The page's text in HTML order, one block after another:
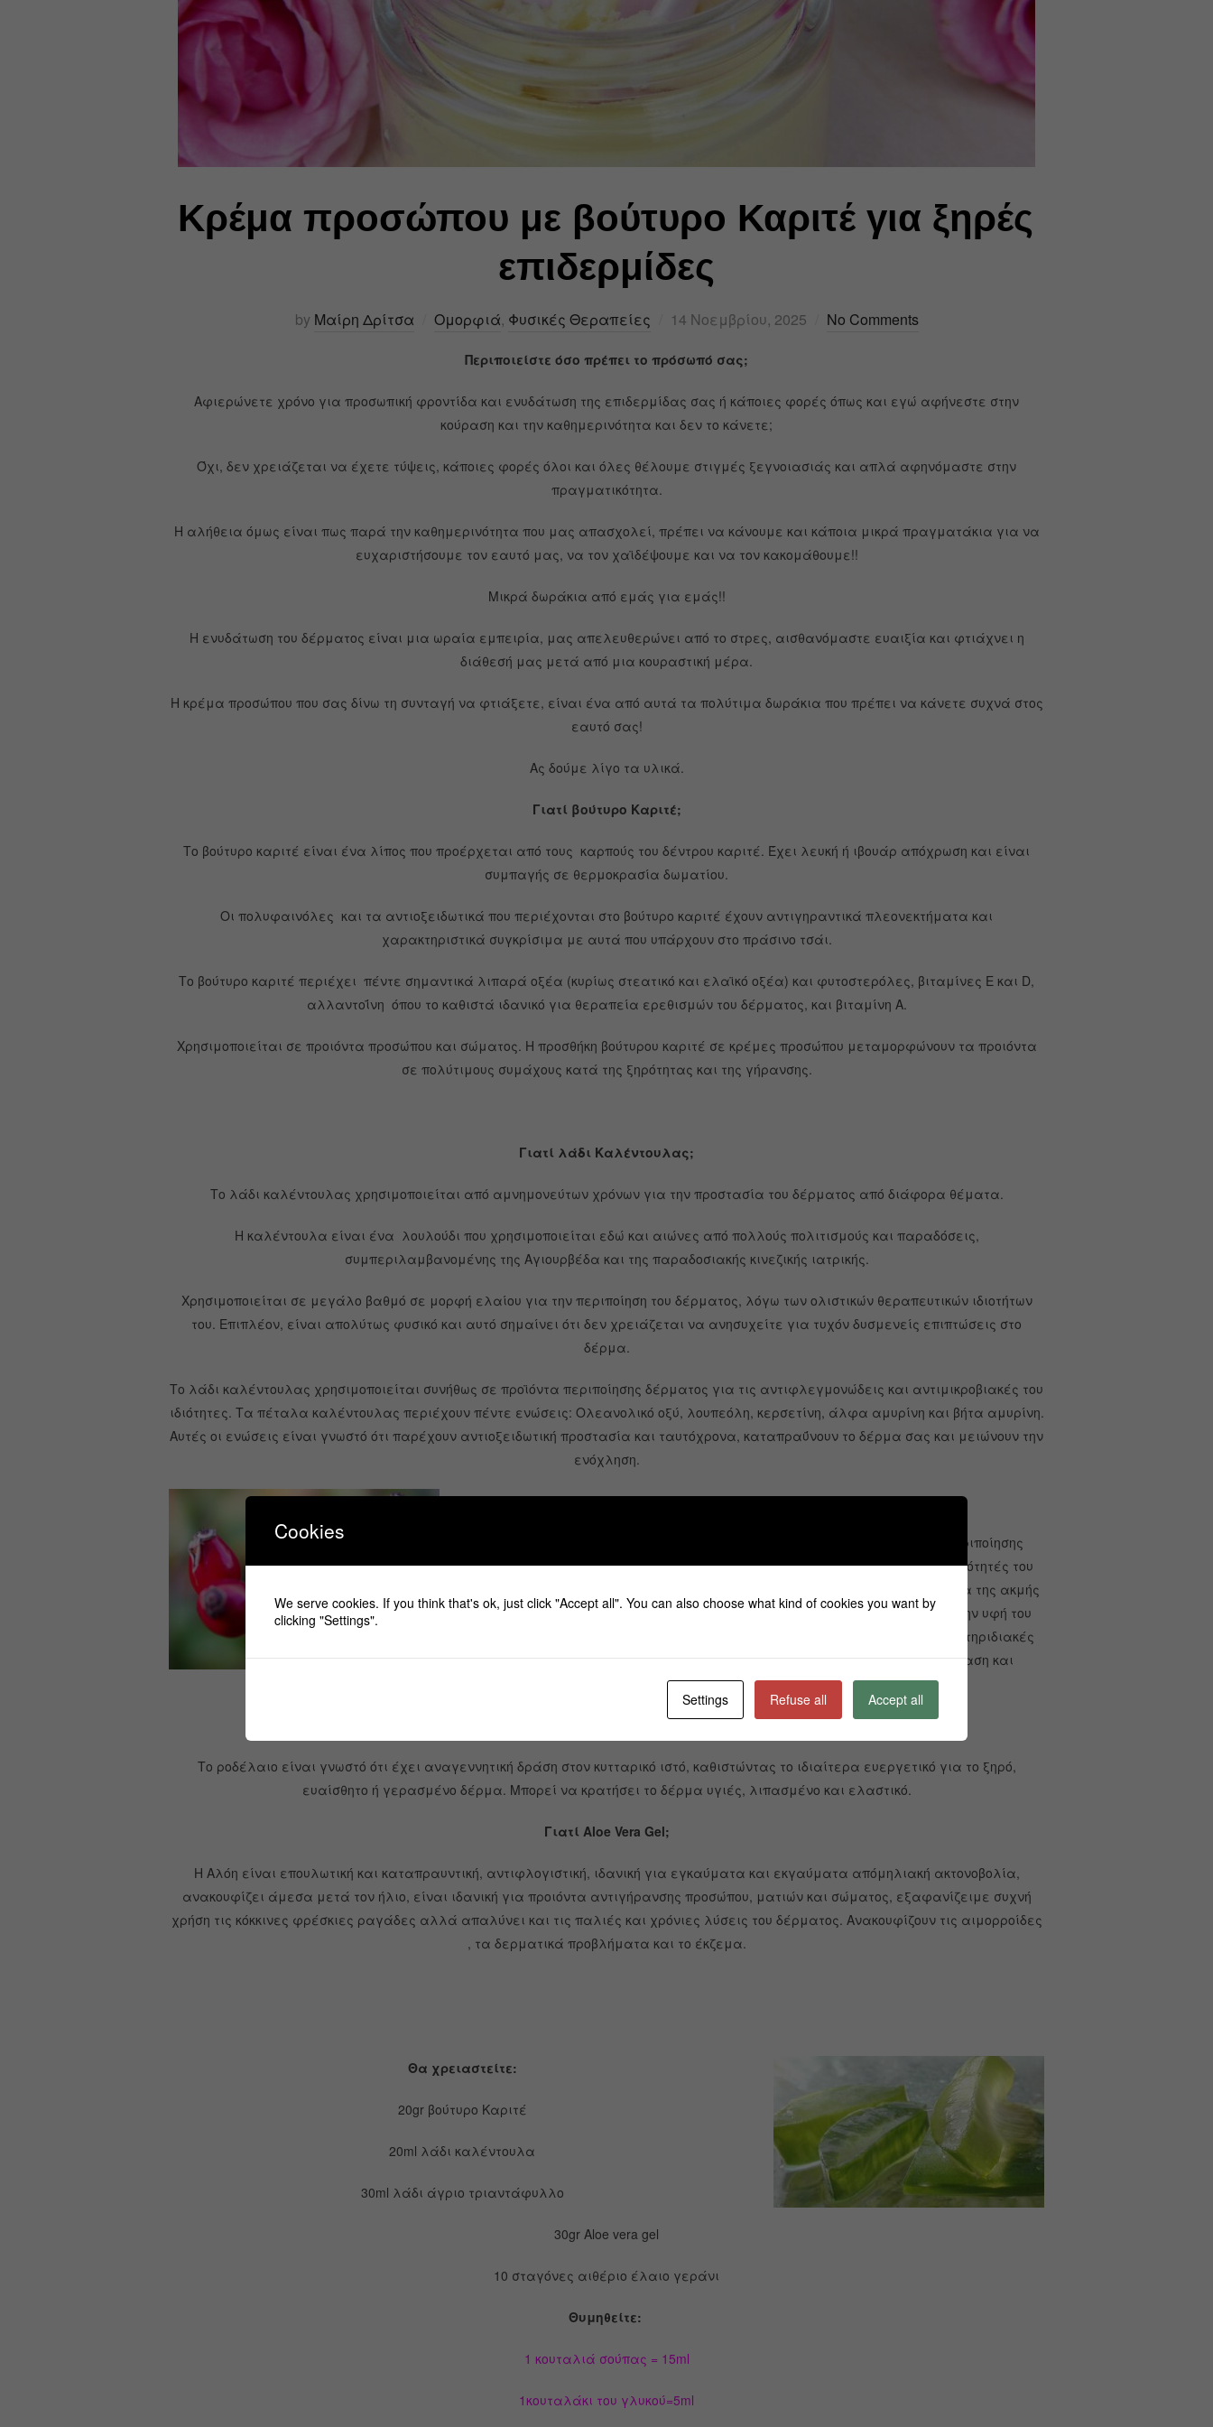
Κρέμα προσώπου με βούτυρο Καριτέ για ξηρές
επιδερμίδες
by Μαίρη Δρίτσα Ομορφιά, Φυσικές Θεραπείες 14 Νοεμβρίου, 2025 No Comments
Περιποιείστε όσο πρέπει το πρόσωπό σας;
Αφιερώνετε χρόνο για προσωπική φροντίδα και ενυδάτωση της επιδερμίδας σας ή κάποιες φορές όπως και εγώ αφήνεστε στην
κούραση και την καθημερινότητα και δεν το κάνετε;
Όχι, δεν χρειάζεται να έχετε τύψεις, κάποιες φορές όλοι και όλες θέλουμε στιγμές ξεγνοιασιάς και απλά αφηνόμαστε στην
πραγματικότητα.
Η αλήθεια όμως είναι πως παρά την καθημερινότητα που μας απασχολεί, πρέπει να κάνουμε και κάποια μικρά πραγματάκια για να
ευχαριστήσουμε τον εαυτό μας, να τον χαϊδέψουμε και να τον κακομάθουμε!!
Μικρά δωράκια από εμάς για εμάς!!
Η ενυδάτωση του δέρματος είναι μια ωραία εμπειρία, μας απελευθερώνει από το στρες, αισθανόμαστε ευαιξία και φτιάχνει η
διάθεσή μας μετά από μια κουραστική μέρα.
Η κρέμα προσώπου που σας δίνω τη συνταγή να φτιάξετε, είναι ένα από αυτά τα πολύτιμα δωράκια που πρέπει να κάνετε συχνά στος
εαυτό σας!
Ας δούμε λίγο τα υλικά.
Γιατί βούτυρο Καριτέ;
Το βούτυρο καριτέ είναι ένα λίπος που προέρχεται από τους καρπούς του δέντρου καριτέ. Έχει λευκή ή ιβουάρ απόχρωση και είναι
συμπαγής σε θερμοκρασία δωματίου.
Οι πολυφαινόλες και τα αντιοξειδωτικά που περιέχονται στο βούτυρο καριτέ έχουν αντιγηραντικά πλεονεκτήματα και
χαρακτηριστικά συγκρίσιμα με αυτά που υπάρχουν στο πράσινο τσάι.
Το βούτυρο καριτέ περιέχει πέντε σημαντικά λιπαρά οξέα (κυρίως στεατικό και ελαϊκό οξέα) και φυτοστερόλες, βιταμίνες Ε και D,
αλλαντοΐνη όπου το καθιστά ιδανικό για θεραπεία ερεθισμών του δέρματος, και βιταμίνη Α.
Χρησιμοποιείται σε προιόντα προσώπου και σώματος. Η προσθήκη βούτυρου καριτέ σε κρέμες προσώπου μεταμορφώνουν τα προιόντα
σε πολύτιμους συμάχους κατά της ξηρότητας και της γήρανσης.
Γιατί λάδι Καλέντουλας;
Το λάδι καλέντουλας χρησιμοποιείται από αμνημονεύτων χρόνων για την προστασία του δέρματος από διάφορα θέματα.
Η καλέντουλα είναι ένα λουλούδι που χρησιμοποιείται εδώ και αιώνες από πολλούς πολιτισμούς και παραδόσεις,
συμπεριλαμβανομένης της Αγιουρβέδα και της παραδοσιακής κινεζικής ιατρικής.
Χρησιμοποιείται σε μεγάλο βαθμό σε μορφή ελαίου για την περιποίηση του δέρματος, λόγω των ολιστικών θεραπευτικών ιδιοτήτων
του. Επιπλέον, είναι απολύτως φυσικό και αυτό σημαίνει ότι δεν χρειάζεται να ανησυχείτε για τυχόν δυσμενείς επιπτώσεις στο
δέρμα.
Το λάδι καλέντουλας χρησιμοποιείται συνήθως σε προϊόντα περιποίησης δέρματος για τις αντιφλεγμονώδεις και αντιμικροβιακές του
ιδιότητες. Τα πέταλα καλέντουλας περιέχουν πέντε ενώσεις: Ολεανολικό οξύ, λουπεόλη, κερσετίνη, άλφα αμυρίνη και βήτα αμυρίνη.
Αυτές οι ενώσεις είναι γνωστό ότι παρέχουν αντιοξειδωτική προστασία και ταυτόχρονα, καταπραΰνουν το δέρμα σας και μειώνουν την
ενόχληση.
Γιατί λάδι Άγριας Τριανταφυλλιάς;
Το έλαιο άγριας τριανταφυλλιάς χρησιμοποιείται συχνά σε προϊόντα περιποίησης
δέρματος για τις καταπραϋντικές, επανορθωτικές και αντιφλεγμονώδεις ιδιότητές του
που προάγουν το ζωντανό και υγιές δέρμα. Πιστεύεται ότι βοηθά στη θεραπεία της ακμής
και μειώνει τη φλεγμονή και την ερυθρότητα του δέρματος, ενώ βελτιώνει την υφή του
δέρματος και αποτρέπει τη γήρανση των κυττάρων του δέρματος. Οι αντιβακτηριδιακές
ιδιότητες είναι ένα από τα βασικά οφέλη του που βοηθά στην αποκατάσταση και
καταπραΰνει το δέρμα.
Παρέχει εξαιρετική φυσική απολέπιση και βοηθά στη λείανση και απαλότητα του δέρματος.
Το ροδέλαιο είναι γνωστό ότι έχει αναγεννητική δράση στον κυτταρικό ιστό, καθιστώντας το ιδιαίτερα ευεργετικό για το ξηρό,
ευαίσθητο ή γερασμένο δέρμα. Μπορεί να κρατήσει το δέρμα υγιές, λιπασμένο και ελαστικό.
Γιατί Aloe Vera Gel;
Η Αλόη είναι επουλωτική και καταπραυντική, αντιφλογιστική, ιδανική για εγκαύματα και εκγαύματα απόμηλιακή ακτονοβολία,
ανακουφίζει άμεσα μετά τον ήλιο, είναι ιδανική για προιόντα αντιγήρανσης προσώπου, ματιών και σώματος, εξαφανίζειμε συχνή
χρήση τις κόκκινες φρέσκιες ραγάδες αλλά απαλύνει και τις παλιές και χρόνιες λύσεις του δέρματος. Ανακουφίζουν τις αιμορροίδες
, τα δερματικά προβλήματα και το έκζεμα.
Θα χρειαστείτε:
20gr βούτυρο Καριτέ
20ml λάδι καλέντουλα
30ml λάδι άγριο τριαντάφυλλο
30gr Aloe vera gel
10 σταγόνες αιθέριο έλαιο γεράνι
Θυμηθείτε:
1 κουταλιά σούπας = 15ml
1κουταλάκι του γλυκού=5ml
Cookies
We serve cookies. If you think that's ok, just click "Accept all". You can also choose what kind of cookies you want by
clicking "Settings".
Settings Refuse all Accept all